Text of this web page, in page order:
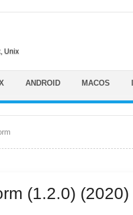
Unix
ANDROID MACOS
(1.2.0) (2020)